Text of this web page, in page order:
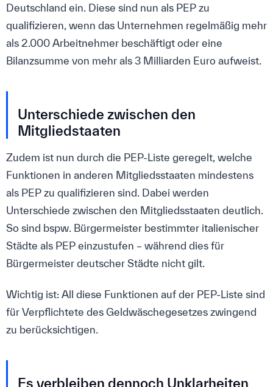
Deutschland ein. Diese sind nun als PEP zu
qualifizieren, wenn das Unternehmen regelmäßig mehr
als 2.000 Arbeitnehmer beschäftigt oder eine
Bilanzsumme von mehr als 3 Milliarden Euro aufweist.
Unterschiede zwischen den
Mitgliedstaaten
Zudem ist nun durch die PEP-Liste geregelt, welche
Funktionen in anderen Mitgliedsstaaten mindestens
als PEP zu qualifizieren sind. Dabei werden
Unterschiede zwischen den Mitgliedsstaaten deutlich.
So sind bspw. Bürgermeister bestimmter italienischer
Städte als PEP einzustufen – während dies für
Bürgermeister deutscher Städte nicht gilt.
Wichtig ist: All diese Funktionen auf der PEP-Liste sind
für Verpflichtete des Geldwäschegesetzes zwingend
zu berücksichtigen.
Es verbleiben dennoch Unklarheiten